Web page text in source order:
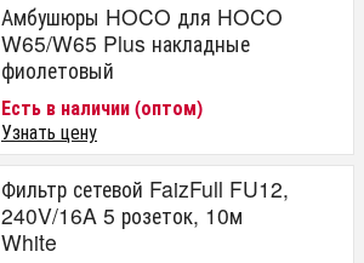
Амбушюры HOCO для HOCO
W65/W65 Plus накладные
фиолетовый
Есть в наличии (оптом)
Узнать цену
Фильтр сетевой FaizFull FU12,
240V/16A 5 розеток, 10м
White